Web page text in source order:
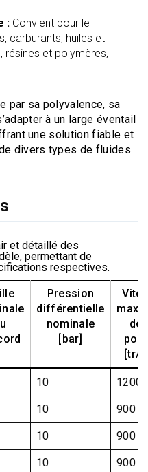
: Convient pour le
carburants, huiles et
résines et polymères,
par sa polyvalence, sa
à un large éventail
une solution fiable et
divers types de fluides
et détaillé des
permettant de
respectives.
Pression
différentielle
nominale
[bar]
de
[tr/
10 1200
10 900
10 900
10 900